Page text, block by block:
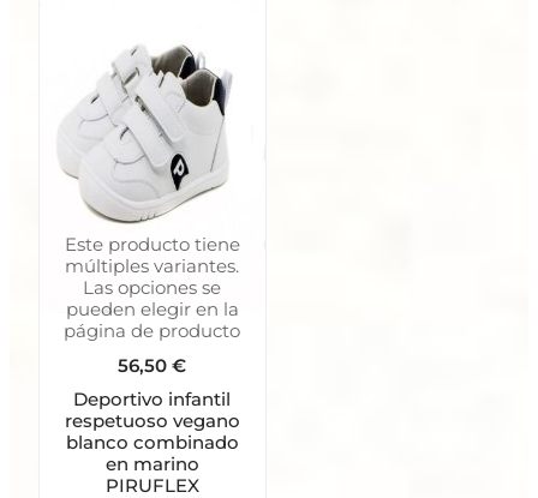
Este producto tiene
múltiples variantes.
Las opciones se
pueden elegir en la
página de producto
56,50€
Deportivo infantil
respetuoso vegano
blanco combinado
en marino
PIRUFLEX